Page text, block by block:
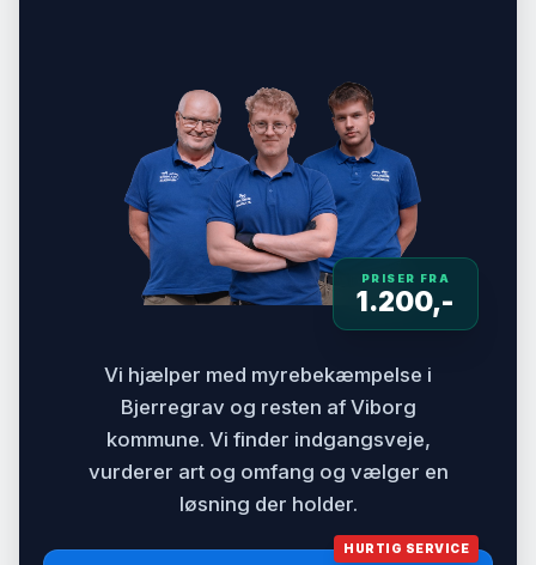
PRISER FRA
1.200,-
Vi hjælper med myrebekæmpelse i
Bjerregrav og resten af Viborg
kommune. Vi finder indgangsveje,
vurderer art og omfang og vælger en
løsning der holder.
HURTIG SERVICE